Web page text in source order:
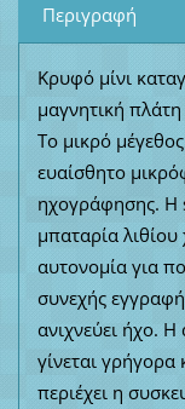
Περιγραφή
Κρυφό μίνι
μαγνητική
Το μικρό
ευαίσθητο
ηχογράφησης. Η
μπαταρία
αυτονομία για
συνεχής
ανιχνεύει ήχο.
γίνεται
περιέχει η